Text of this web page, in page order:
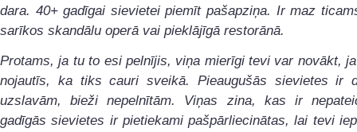
dara. 40+ gadīgai sievietei piemīt pašapziņa. Ir maz
sarīkos skandālu operā vai pieklājīgā restorānā.
Protams, ja tu to esi pelnījis, viņa mierīgi tevi var novākt,
nojautīs, ka tiks cauri sveikā. Pieaugušās sievietes ir
uzslavām, bieži nepelnītām. Viņas zina, kas ir
gadīgās sievietes ir pietiekami pašpārliecinātas, lai tevi